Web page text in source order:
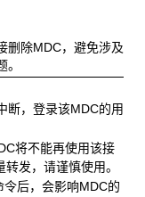
删除MDC，避免涉及
，登录该MDC的用
将不能再使用该接
发，请谨慎使用。
令后，会影响MDC的